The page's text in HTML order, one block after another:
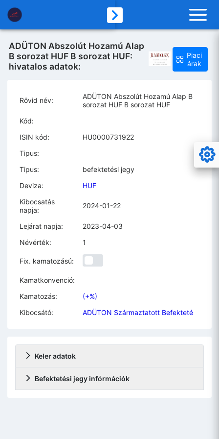
ADÜTON Abszolút Hozamú Alap
B sorozat HUF B sorozat HUF:
hivatalos adatok:
Piaci
árak
Rövid név:
ADÜTON Abszolút Hozamú Alap B
sorozat HUF B sorozat HUF
Kód:
ISIN kód:
HU0000731922
Tipus:
Tipus:
befektetési jegy
Deviza:
HUF
Kibocsatás
napja:
2024-01-22
Lejárat napja:
2023-04-03
Névérték:
1
Fix. kamatozású:
Kamatkonvenció:
Kamatozás:
(+%)
Kibocsátó:
ADÜTON Származtatott Befekteté
Keler adatok
Befektetési jegy infórmációk